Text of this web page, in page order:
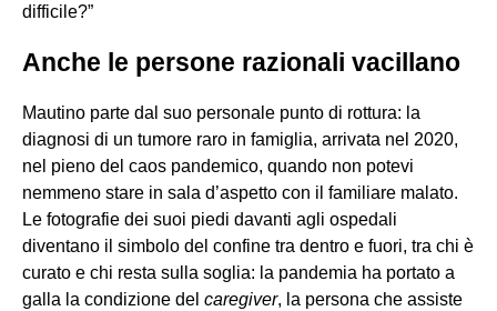
difficile?”
Anche le persone razionali vacillano
Mautino parte dal suo personale punto di rottura: la
diagnosi di un tumore raro in famiglia, arrivata nel 2020,
nel pieno del caos pandemico, quando non potevi
nemmeno stare in sala d’aspetto con il familiare malato.
Le fotografie dei suoi piedi davanti agli ospedali
diventano il simbolo del confine tra dentro e fuori, tra chi è
curato e chi resta sulla soglia: la pandemia ha portato a
galla la condizione del caregiver, la persona che assiste